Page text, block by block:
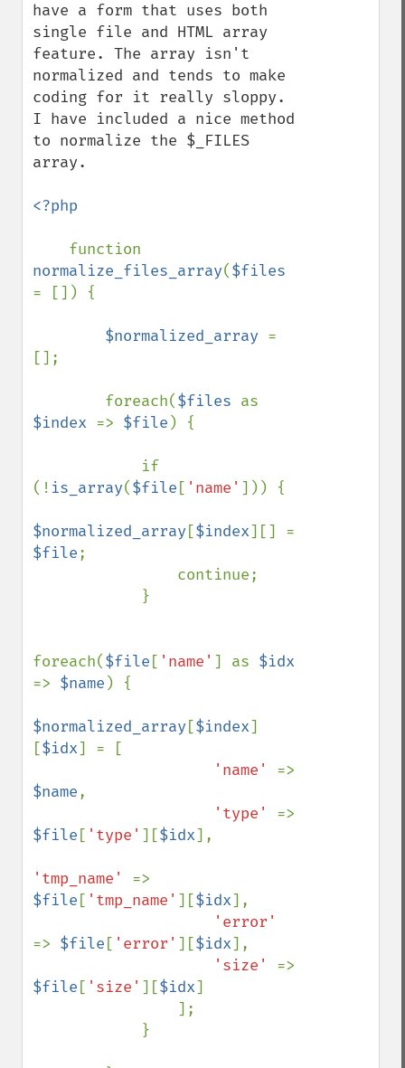
have a form that uses both
single file and HTML array
feature. The array isn't
normalized and tends to make
coding for it really sloppy.
I have included a nice method
to normalize the $_FILES
array.
<?php
normalize_files_array(
= []) {
$normalized_array =
[];
        foreach(
$files
$index => $file ) {
(! is_array($file [ 'name' ])) {
$normalized_array [$index
$file;
foreach($file [ 'name' ] as
=> $name ) {
$normalized_array [$index]
[$idx] = [
'name'
$name,
'type'
$file [ 'type' ][$idx],
'tmp_name'
$file [ 'tmp_name' ][$idx],
=> $file [ 'error' ][$idx],
'size'
$file [ 'size' ][$idx]